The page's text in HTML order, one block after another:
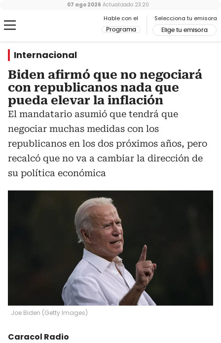
Hable con el
Programa
Selecciona tu emisora
Elige tu emisora
07 ago 2026 Actualizado 23:20
Internacional
Biden afirmó que no negociará
con republicanos nada que
pueda elevar la inflación
El mandatario asumió que tendrá que
negociar muchas medidas con los
republicanos en los dos próximos años, pero
recalcó que no va a cambiar la dirección de
su política económica
Joe Biden (Getty Images)
Caracol Radio